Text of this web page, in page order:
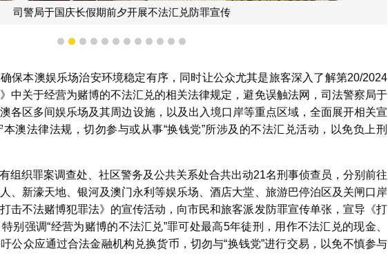
司警局于国庆长假期前夕开展不法汇兑防罪宣传
1 2 3 4 5 6 7 8 9 101112
保本澳娱乐场治安环境稳定有序，同时让公众尤其是旅客深入了解第20/2024
中关于经营为赌博的不法汇兑的相关法律规定，避免误触法网，司法警察局于
各区多间娱乐场及其周边设施，以及出入境口岸等重点区域，全面展开相关宣
澳法律法规，切勿参与或从事“换钱党”所涉及的不法汇兑活动，以免负上刑
组织罪案调查处、社区警务及公共关系处合共出动21名刑事侦查员，分别前往
、新濠天地、银河及澳门永利等娱乐场、酒店大堂、旅游巴停泊区及关闸口岸
击不法赌博犯罪法》的宣传活动，向市民和旅客派发防罪宣传单张，宣导《打
别强调“经营为赌博的不法汇兑”罪可处最高5年徒刑，用作不法汇兑的现金、
公众应通过合法金融机构兑换货币，切勿与“换钱党”进行交易，以免不慎参与